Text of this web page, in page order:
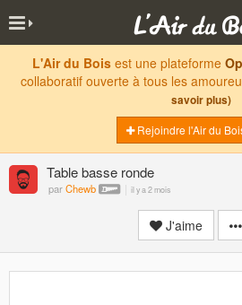
L'Air du Boisest une plateforme
collaboratif ouverte à tous les
savoir plus)
Rejoindre l'Air du
Table basse ronde
parChewb il y a 2 mois
J'aime